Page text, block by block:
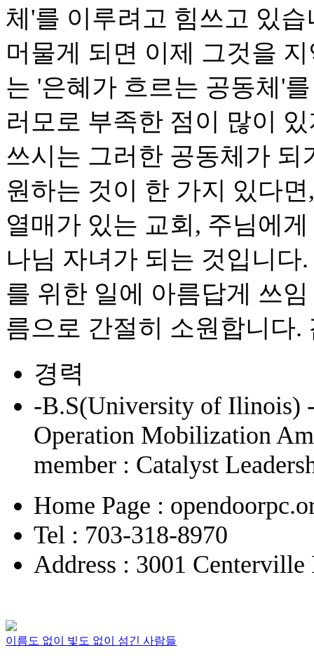
체'를 이루려고 힘쓰고 있
머물게 되면 이제 그것을
는 '은혜가 흐르는 공동체'
러모로 부족한 점이 많이
쓰시는 그러한 공동체가
원하는 것이 한 가지 있다
열매가 있는 교회, 주님에
나님 자녀가 되는 것입니
를 위한 일에 아름답게 쓰
름으로 간절히 소원합니다.
경력
-B.S(University of Ilinois)
Operation Mobilization
member : Catalyst
Home Page :
Tel : 703-318-8970
Address : 3001
이름도 없이 빛도 없이 섬긴 사람들